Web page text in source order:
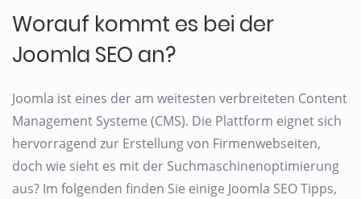
Worauf kommt es bei der
Joomla SEO an?
Joomla ist eines der am weitesten verbreiteten Content
Management Systeme (CMS). Die Plattform eignet sich
hervorragend zur Erstellung von Firmenwebseiten,
doch wie sieht es mit der Suchmaschinenoptimierung
aus? Im folgenden finden Sie einige Joomla SEO Tipps,